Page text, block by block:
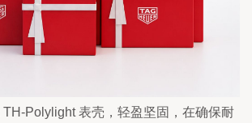
TH-Polylight 表壳，轻盈坚固，在确保耐